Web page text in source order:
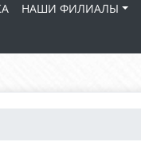
НАШИ ФИЛИАЛЫ